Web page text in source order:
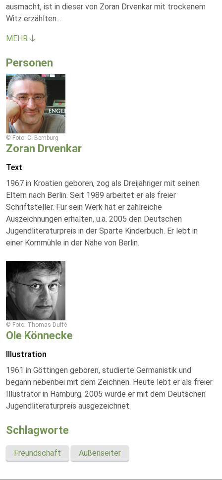
ausmacht, ist in dieser von Zoran Drvenkar mit trockenem
Witz erzählten...
MEHR
Personen
© Foto: C. Bernburg
Zoran Drvenkar
Text
1967 in Kroatien geboren, zog als Dreijähriger mit seinen
Eltern nach Berlin. Seit 1989 arbeitet er als freier
Schriftsteller. Für sein Werk hat er zahlreiche
Auszeichnungen erhalten, u.a. 2005 den Deutschen
Jugendliteraturpreis in der Sparte Kinderbuch. Er lebt in
einer Kornmühle in der Nähe von Berlin.
© Foto: Thomas Duffé
Ole Könnecke
Illustration
1961 in Göttingen geboren, studierte Germanistik und
begann nebenbei mit dem Zeichnen. Heute lebt er als freier
Illustrator in Hamburg. 2005 wurde er mit dem Deutschen
Jugendliteraturpreis ausgezeichnet.
Schlagworte
Freundschaft Außenseiter